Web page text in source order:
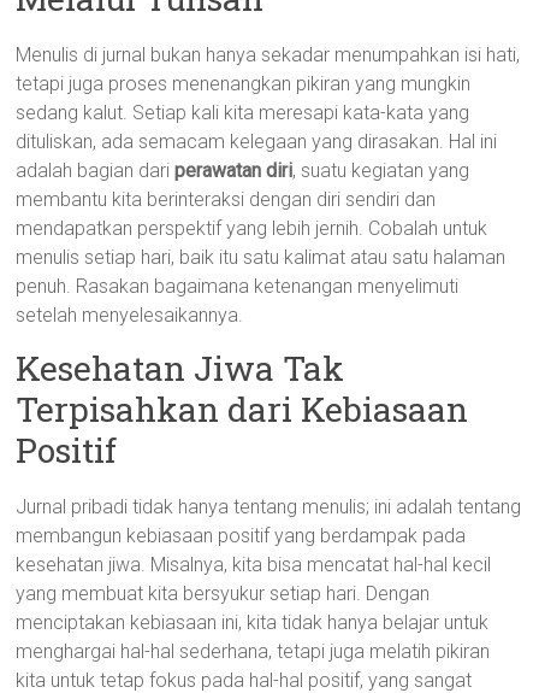
Menulis di jurnal bukan hanya sekadar menumpahkan isi hati,
tetapi juga proses menenangkan pikiran yang mungkin
sedang kalut. Setiap kali kita meresapi kata-kata yang
dituliskan, ada semacam kelegaan yang dirasakan. Hal ini
adalah bagian dariperawatan diri, suatu kegiatan yang
membantu kita berinteraksi dengan diri sendiri dan
mendapatkan perspektif yang lebih jernih. Cobalah untuk
menulis setiap hari, baik itu satu kalimat atau satu halaman
penuh. Rasakan bagaimana ketenangan menyelimuti
setelah menyelesaikannya.
Kesehatan Jiwa Tak
Terpisahkan dari Kebiasaan
Positif
Jurnal pribadi tidak hanya tentang menulis; ini adalah tentang
membangun kebiasaan positif yang berdampak pada
kesehatan jiwa. Misalnya, kita bisa mencatat hal-hal kecil
yang membuat kita bersyukur setiap hari. Dengan
menciptakan kebiasaan ini, kita tidak hanya belajar untuk
menghargai hal-hal sederhana, tetapi juga melatih pikiran
kita untuk tetap fokus pada hal-hal positif, yang sangat